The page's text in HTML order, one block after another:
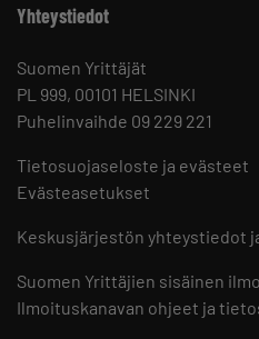
Yhteystiedot
Suomen Yrittäjät
PL 999, 00101 HELSINKI
Puhelinvaihde 09 229 221
Tietosuojaseloste ja evästeet
Evästeasetukset
Keskusjärjestön yhteystiedot
Suomen Yrittäjien sisäinen
Ilmoituskanavan ohjeet ja